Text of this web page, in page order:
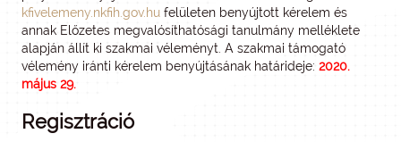
kfivelemeny.nkfih.gov.hu felületen benyújtott kérelem és
annak Előzetes megvalósíthatósági tanulmány melléklete
alapján állít ki szakmai véleményt. A szakmai támogató
vélemény iránti kérelem benyújtásának határideje: 2020.
május 29.
Regisztráció